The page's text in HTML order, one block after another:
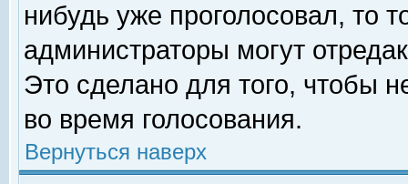
нибудь уже проголосовал, то
администраторы могут
Это сделано для того, чтобы
во время голосования.
Вернуться наверх